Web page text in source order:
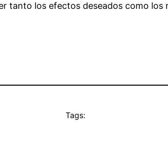
tanto los efectos deseados como los
Tags: